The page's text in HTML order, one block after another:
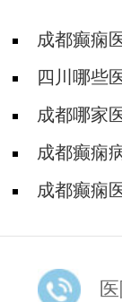
成都癫痫
四川哪些
哪些方面?
成都哪家
危害?成都癫痫
成都癫痫